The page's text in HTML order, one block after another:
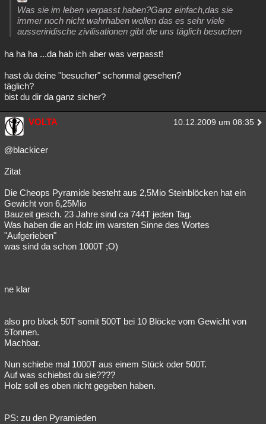
Was sie im leben verpasst haben?Ganz einfach,das sie
immer noch nicht wahrhaben wollen das es sehr viele
ausseriridische zivilisationen gibt die uns täglich besuchen
ha ha ha ...da hab ich aber was verpasst!
hast du deine "besucher" schonmal gesehen?
täglich?
bist du dir da ganz sicher?
VOLTA 10.12.2009 um 08:35
@blackicer
Zitat
Die Cheops Pyramide besteht aus 2,5Mio Steinblöcken hat ein
Gewicht von 6,25Mio
Bauzeit gesch. 23 Jahre sind ca 744T jeden Tag.
Was haben die an Holz im warsten Sinne des Wortes
"Aufgerieben"
was sind da schon 1000T ;O)
ne klar
also pro block 50T somit 500T bei 10 Blöcke vom Gewicht von
5Tonnen.
Machbar.
Nun schiebe mal 1000T aus einem Stück oder 500T.
Auf was schiebst du sie????
Holz soll es oben nicht gegeben haben.
PS: zu den Pyramieden